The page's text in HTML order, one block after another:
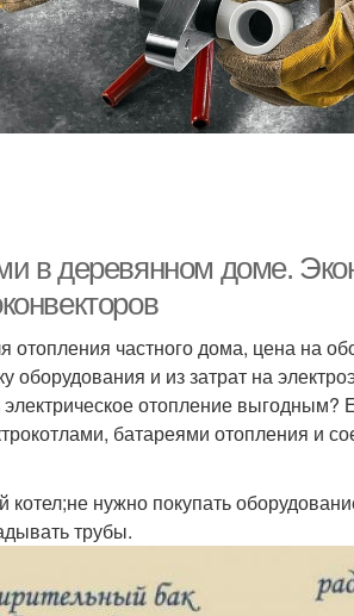
в деревянном доме.
отопления частного дома, цена на
оборудования и из затрат на
отопление выгодным?
батареями отопления и
котел;не нужно покупать
трубы.